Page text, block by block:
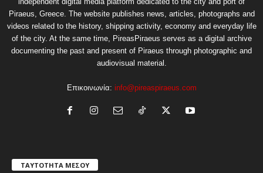
Piraeus, Greece. The website publishes news, articles, photographs and
videos related to the history, shipping activity, economy and everyday life
of the city. At the same time, PireasPiraeus serves as a digital archive
documenting the past and present of Piraeus through photographic and
audiovisual material.
Επικοινωνία: info@pireaspiraeus.com
ΤΑΥΤΟΤΗΤΑ ΜΕΣΟΥ